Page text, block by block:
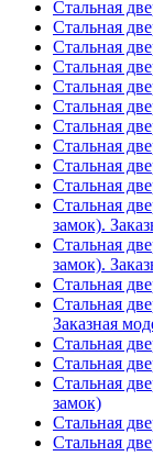
Стальная
Стальная
Стальная
Стальная
Стальная
Стальная
Стальная
Стальная
Стальная
Стальная
Стальная
замок).
Стальная
замок).
Стальная
Стальная
Заказная
Стальная
Стальная
Стальная
замок)
Стальная
Стальная